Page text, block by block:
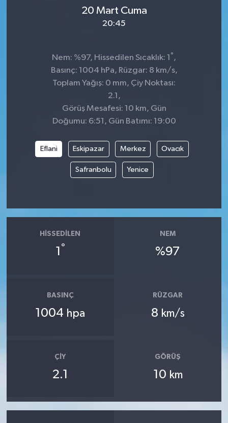
20 Mart Cuma
20:45
Nem: %97, Hissedilen Sıcaklık: 1 ° ,
Basınç: 1004 hPa, Rüzgar: 8 km/s,
Toplam Yağış: 0 mm, Çiy Noktası:
2.1,
Görüş Mesafesi: 10 km, Gün
Doğumu: 6:51, Gün Batımı: 19:00
Eflani Eskipazar Merkez Ovacık
Safranbolu Yenice
HISSEDILEN
1 °
NEM
%97
BASINÇ
1004 hpa
RÜZGAR
8 km/s
ÇIY
2.1
GÖRÜŞ
10 km